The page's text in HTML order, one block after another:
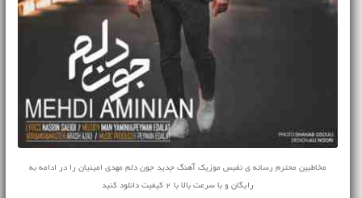
مخاطبین محترم رسانه ی نفیس موزیک آهنگ جدید جون دلم مهدی امینیان را در ادامه به
رایگان و با سرعت بالا با 2 کیفیت دانلود کنید